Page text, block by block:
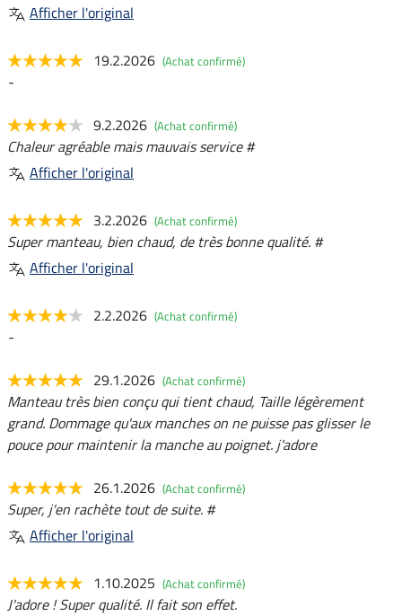
Afficher l'original
19.2.2026 (Achat confirmé)
-
9.2.2026 (Achat confirmé)
Chaleur agréable mais mauvais service #
Afficher l'original
3.2.2026 (Achat confirmé)
Super manteau, bien chaud, de très bonne qualité. #
Afficher l'original
2.2.2026 (Achat confirmé)
-
29.1.2026 (Achat confirmé)
Manteau très bien conçu qui tient chaud, Taille légèrement
grand. Dommage qu'aux manches on ne puisse pas glisser le
pouce pour maintenir la manche au poignet. j'adore
26.1.2026 (Achat confirmé)
Super, j'en rachète tout de suite. #
Afficher l'original
1.10.2025 (Achat confirmé)
J'adore ! Super qualité. Il fait son effet.